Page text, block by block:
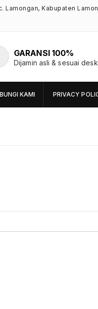
Lamongan, Kabupaten
GARANSI 100%
Dijamin asli & sesuai
KAMI PRIVACY